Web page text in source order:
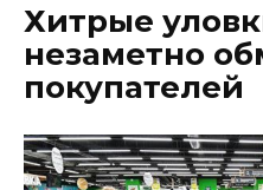
Хитрые
незаметно
покупателей